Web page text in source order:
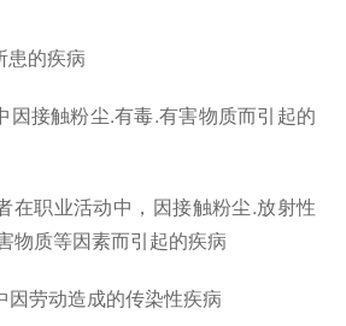
患的疾病
因接触粉尘.有毒.有害物质而引起的
在职业活动中，因接触粉尘.放射性
物质等因素而引起的疾病
因劳动造成的传染性疾病